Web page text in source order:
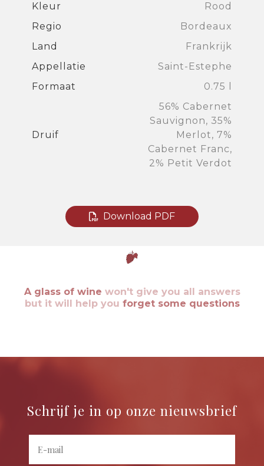
Kleur
Rood
Regio
Bordeaux
Land
Frankrijk
Appellatie
Saint-Estephe
Formaat
0.75 l
Druif
56% Cabernet
Sauvignon, 35%
Merlot, 7%
Cabernet Franc,
2% Petit Verdot
Download PDF
A glass of wine won't give you all answers
but it will help you forget some questions
Schrijf je in op onze nieuwsbrief